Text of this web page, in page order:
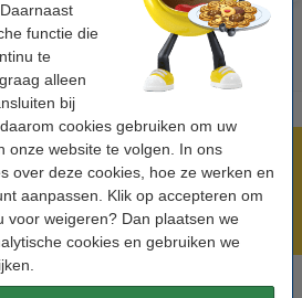
functie die
te
alleen
bij
cookies gebruiken om uw
onze website te volgen. In ons
over deze cookies, hoe ze werken en
aanpassen. Klik op accepteren om
voor weigeren? Dan plaatsen we
cookies en gebruiken we
morgen in huis!